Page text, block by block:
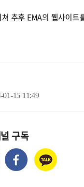
추후 EMA의 웹사이트
01-15 11:49
구독